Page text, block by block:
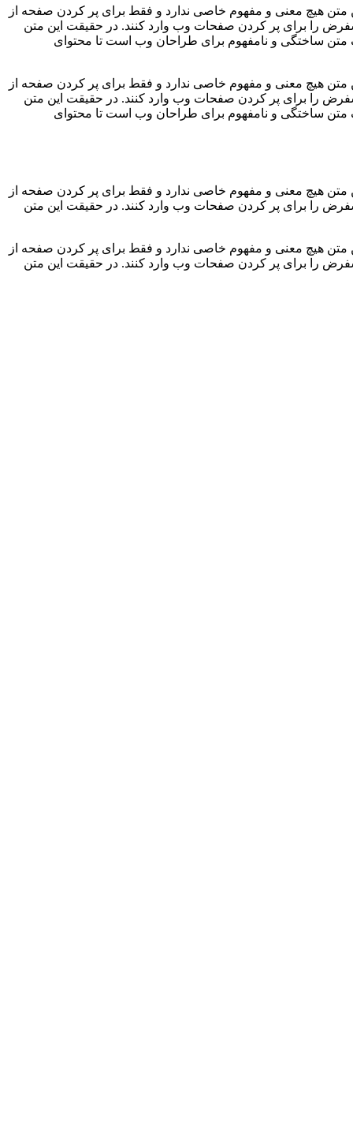
هیچ معنی و مفهوم خاصی ندارد و فقط برای پر کردن صفحه از
را برای پر کردن صفحات وب وارد کنند. در حقیقت این متن
متن ساختگی و نامفهوم برای طراحان وب است تا محتوای
هیچ معنی و مفهوم خاصی ندارد و فقط برای پر کردن صفحه از
را برای پر کردن صفحات وب وارد کنند. در حقیقت این متن
متن ساختگی و نامفهوم برای طراحان وب است تا محتوای
هیچ معنی و مفهوم خاصی ندارد و فقط برای پر کردن صفحه از
را برای پر کردن صفحات وب وارد کنند. در حقیقت این متن
هیچ معنی و مفهوم خاصی ندارد و فقط برای پر کردن صفحه از
را برای پر کردن صفحات وب وارد کنند. در حقیقت این متن